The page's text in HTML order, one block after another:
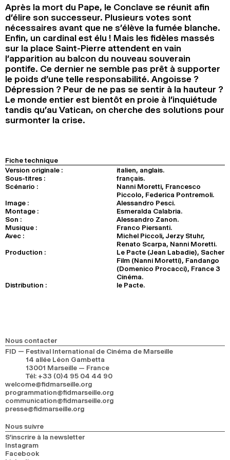
2024
2022
2020
2018
RECHERCHE
Après la mort du Pape, le Conclave se réunit afin
d’élire son successeur. Plusieurs votes sont
nécessaires avant que ne s’élève la fumée blanche.
Enfin, un cardinal est élu ! Mais les fidèles massés
sur la place Saint-Pierre attendent en vain
l’apparition au balcon du nouveau souverain
pontife. Ce dernier ne semble pas prêt à supporter
le poids d’une telle responsabilité. Angoisse ?
Dépression ? Peur de ne pas se sentir à la hauteur ?
Le monde entier est bientôt en proie à l’inquiétude
tandis qu’au Vatican, on cherche des solutions pour
surmonter la crise.
Fiche technique
Version originale :
italien, anglais.
Sous-titres :
français.
Scénario :
Nanni Moretti, Francesco
Piccolo, Federica Pontremoli.
Image :
Alessandro Pesci.
Montage :
Esmeralda Calabria.
Son :
Alessandro Zanon.
Musique :
Franco Piersanti.
Avec :
Michel Piccoli, Jerzy Stuhr,
Renato Scarpa, Nanni Moretti.
Production :
Le Pacte (Jean Labadie), Sacher
Film (Nanni Moretti), Fandango
(Domenico Procacci), France 3
Cinéma.
Distribution :
le Pacte.
Nous contacter
FID — Festival International de Cinéma de Marseille
14 allée Léon Gambetta
13001 Marseille — France
Tél: +33 (0)4 95 04 44 90
welcome@fidmarseille.org
programmation@fidmarseille.org
communication@fidmarseille.org
presse@fidmarseille.org
Nous suivre
S’inscrire à la newsletter
Instagram
Facebook